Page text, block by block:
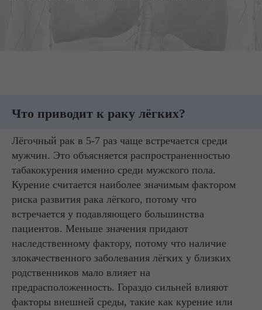
Что приводит к раку лёгких?
Лёгочный рак в 5-7 раз чаще встречается среди
мужчин. Это объясняется распространенностью
табакокурения именно среди мужского пола.
Курение считается наиболее значимым фактором
риска развития рака лёгкого, потому что
встречается у подавляющего большинства
пациентов. Меньше значения придают
наследственному фактору, потому что наличие
злокачественного заболевания лёгких у близких
родственников мало влияет на
предрасположенность. Гораздо сильней влияют
факторы внешней среды, такие как курение или